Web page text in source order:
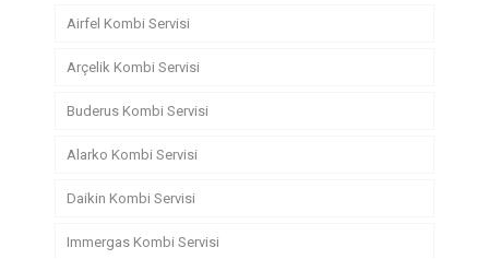
Airfel Kombi Servisi
Arçelik Kombi Servisi
Buderus Kombi Servisi
Alarko Kombi Servisi
Daikin Kombi Servisi
Immergas Kombi Servisi